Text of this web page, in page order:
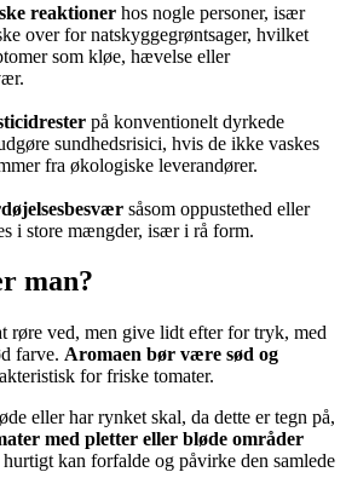
reaktioner hos nogle personer, især
over for natskyggegrøntsager, hvilket
som kløe, hævelse eller
på konventionelt dyrkede
sundhedsrisici, hvis de ikke vaskes
fra økologiske leverandører.
såsom oppustethed eller
i store mængder, især i rå form.
man?
røre ved, men give lidt efter for tryk, med
farve. Aromaen bør være sød og
for friske tomater.
eller har rynket skal, da dette er tegn på,
med pletter eller bløde områder
hurtigt kan forfalde og påvirke den samlede